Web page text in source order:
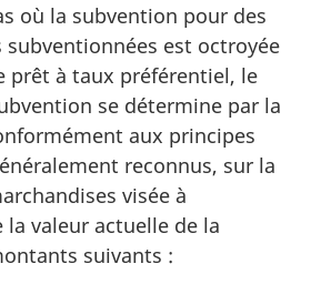
où la subvention pour des
subventionnées est octroyée
prêt à taux préférentiel, le
se détermine par la
aux principes
reconnus, sur la
visée à
la valeur actuelle de la
suivants :